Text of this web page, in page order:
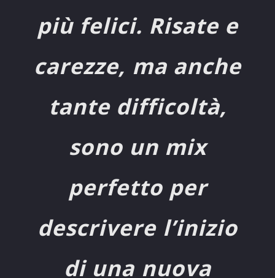
più felici. Risate e
carezze, ma anche
tante difficoltà,
sono un mix
perfetto per
descrivere l’inizio
di una nuova